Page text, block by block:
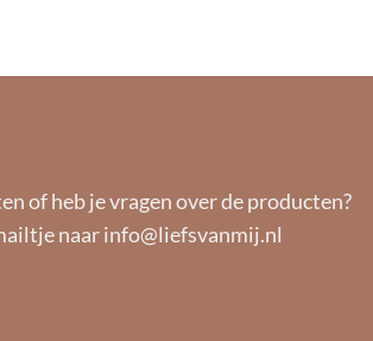
of heb je vragen over de producten?
naarinfo@liefsvanmij.nl